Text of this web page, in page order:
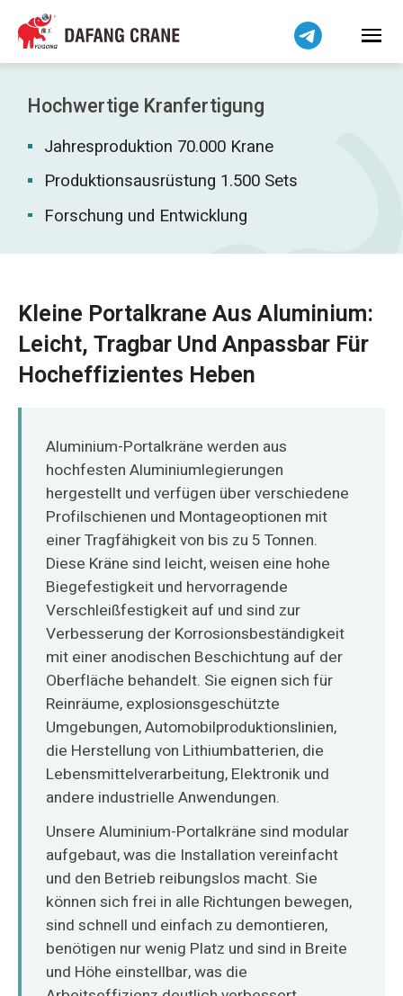
Hochwertige Kranfertigung
Jahresproduktion 70.000 Krane
Produktionsausrüstung 1.500 Sets
Forschung und Entwicklung
Kleine Portalkrane Aus Aluminium:
Leicht, Tragbar Und Anpassbar Für
Hocheffizientes Heben
Aluminium-Portalkräne werden aus
hochfesten Aluminiumlegierungen
hergestellt und verfügen über verschiedene
Profilschienen und Montageoptionen mit
einer Tragfähigkeit von bis zu 5 Tonnen.
Diese Kräne sind leicht, weisen eine hohe
Biegefestigkeit und hervorragende
Verschleißfestigkeit auf und sind zur
Verbesserung der Korrosionsbeständigkeit
mit einer anodischen Beschichtung auf der
Oberfläche behandelt. Sie eignen sich für
Reinräume, explosionsgeschützte
Umgebungen, Automobilproduktionslinien,
die Herstellung von Lithiumbatterien, die
Lebensmittelverarbeitung, Elektronik und
andere industrielle Anwendungen.
Unsere Aluminium-Portalkräne sind modular
aufgebaut, was die Installation vereinfacht
und den Betrieb reibungslos macht. Sie
können sich frei in alle Richtungen bewegen,
sind schnell und einfach zu demontieren,
benötigen nur wenig Platz und sind in Breite
und Höhe einstellbar, was die
Bahasa Indonesia
Bahasa Melayu
Tiếng Việt
简体中文
فارسی
Pilipino
اردو
Kiswahili
Dansk
Norsk
O‘zbekcha